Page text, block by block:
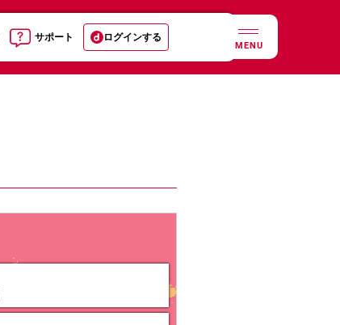
サポート ログインする
MENU